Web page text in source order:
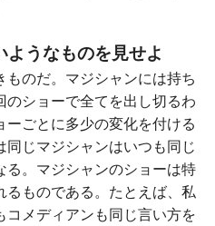
ようなものを見せよ
のだ。マジシャンには持ち
ショーで全てを出し切るわ
ごとに多少の変化を付ける
じマジシャンはいつも同じ
る。マジシャンのショーは特
ものである。たとえば、私
メディアンも同じ言い方を